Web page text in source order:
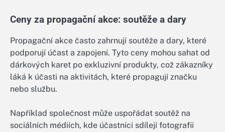
Ceny za propagační akce: soutěže a dary
Propagační akce často zahrnují soutěže a dary, které
podporují účast a zapojení. Tyto ceny mohou sahat od
dárkových karet po exkluzivní produkty, což zákazníky
láká k účasti na aktivitách, které propagují značku
nebo službu.
Například společnost může uspořádat soutěž na
sociálních médiích, kde účastníci sdílejí fotografii